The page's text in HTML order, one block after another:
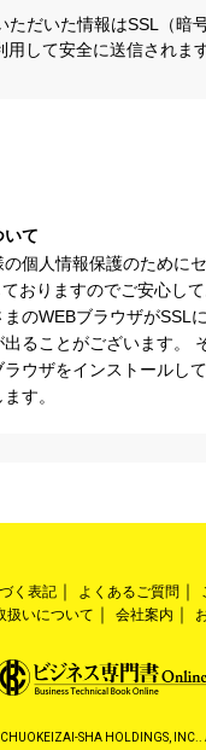
ただいた情報はSSL（暗号
用して安全に送信されます
いて
個人情報保護のために
ておりますのでご安心し
まのWEBブラウザがSSL
ることがございます。
ウザをインストールし
す。
く表記 よくあるご質問
扱いについて
会社案内
SHA HOLDINGS,